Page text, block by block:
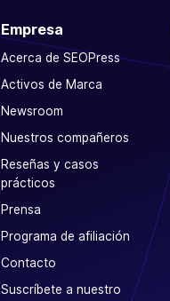
Empresa
Acerca de SEOPress
Activos de Marca
Newsroom
Nuestros compañeros
Reseñas y casos
prácticos
Prensa
Programa de afiliación
Contacto
Suscríbete a nuestro